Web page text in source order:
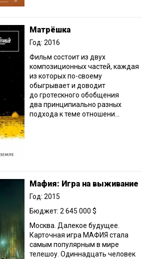
Матрёшка
Год: 2016
Фильм состоит из двух
композиционных частей, каждая
из которых по-своему
обыгрывает и доводит
до гротескного обобщения
два принципиально разных
подхода к теме отношени...
Мафия: Игра на выживание
Год: 2015
Бюджет: 2 645 000 $
Москва. Далекое будущее.
Карточная игра МАФИЯ стала
самым популярным в мире
телешоу. Одиннадцать человек